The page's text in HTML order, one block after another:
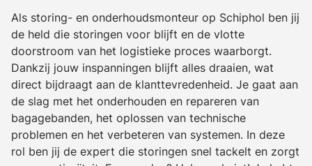
Als storing- en onderhoudsmonteur op Schiphol ben jij
de held die storingen voor blijft en de vlotte
doorstroom van het logistieke proces waarborgt.
Dankzij jouw inspanningen blijft alles draaien, wat
direct bijdraagt aan de klanttevredenheid. Je gaat aan
de slag met het onderhouden en repareren van
bagagebanden, het oplossen van technische
problemen en het verbeteren van systemen. In deze
rol ben jij de expert die storingen snel tackelt en zorgt